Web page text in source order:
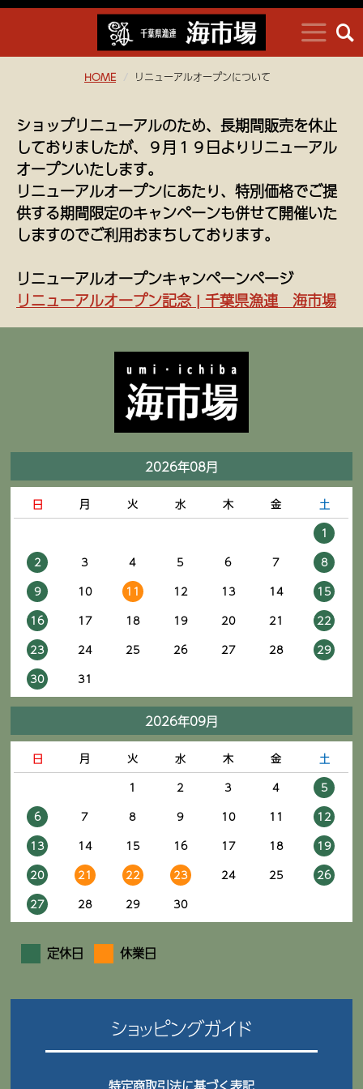
HOME リニューアルオープンについて
ショップリニューアルのため、長期間販売を休止
しておりましたが、９月１９日よりリニューアル
オープンいたします。
リニューアルオープンにあたり、特別価格でご提
供する期間限定のキャンペーンも併せて開催いた
しますのでご利用おまちしております。
リニューアルオープンキャンペーンページ
リニューアルオープン記念 | 千葉県漁連 海市場
2026年08月
日 月 火 水 木 金
土
1
2
3 4 5 6 7
8
9
10 11 12 13 14
15
16
17 18 19 20 21
22
23
24 25 26 27 28
29
30
31
2026年09月
日 月 火 水 木 金
土
1
2 3 4
5
6
7 8 9 10 11
12
13
14 15 16 17 18
19
20
21 22 23 24 25
26
27
28 29 30
定休日 休業日
ショッピングガイド